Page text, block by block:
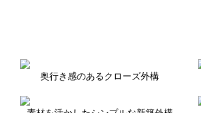
奥行き感のあるクローズ外構